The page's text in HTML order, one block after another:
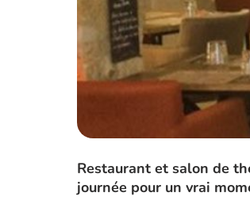
Restaurant et salon de
journée pour un vrai